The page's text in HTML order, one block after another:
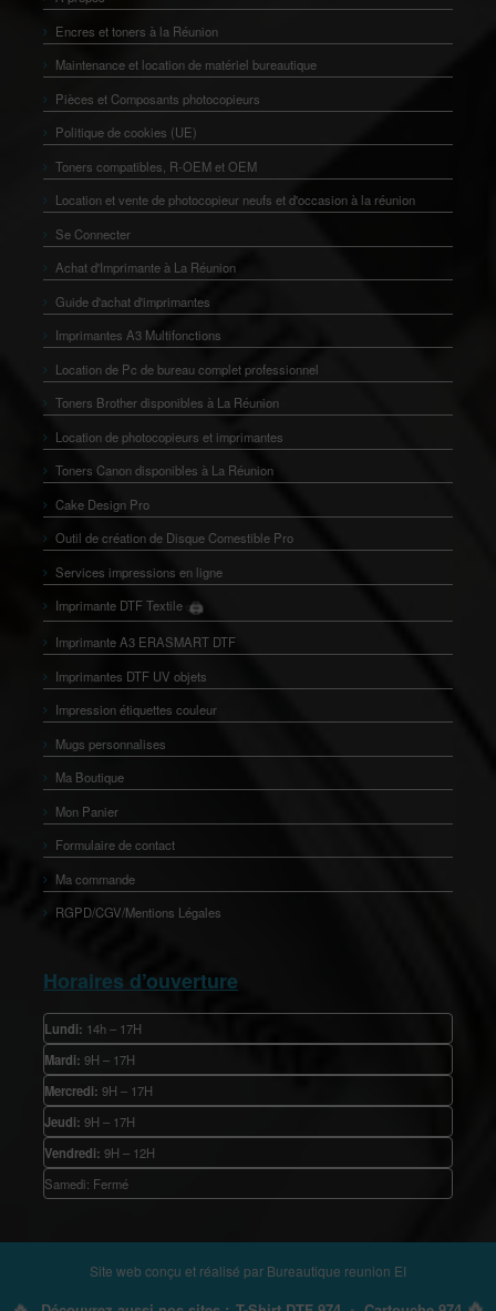
Encres et toners à la Réunion
Maintenance et location de matériel bureautique
Pièces et Composants photocopieurs
Politique de cookies (UE)
Toners compatibles, R-OEM et OEM
Location et vente de photocopieur neufs et d'occasion à la réunion
Se Connecter
Achat d'Imprimante à La Réunion
Guide d'achat d'imprimantes
Imprimantes A3 Multifonctions
Location de Pc de bureau complet professionnel
Toners Brother disponibles à La Réunion
Location de photocopieurs et imprimantes
Toners Canon disponibles à La Réunion
Cake Design Pro
Outil de création de Disque Comestible Pro
Services impressions en ligne
Imprimante DTF Textile 🖨️
👕
Imprimante A3 ERASMART DTF
Imprimantes DTF UV objets
Impression étiquettes couleur
Mugs personnalises
Ma Boutique
Mon Panier
Formulaire de contact
Ma commande
RGPD/CGV/Mentions Légales
Horaires d’ouverture
Lundi: 14h – 17H
Mardi: 9H – 17H
Mercredi: 9H – 17H
Jeudi: 9H – 17H
Vendredi: 9H – 12H
Samedi: Fermé
Site web conçu et réalisé par Bureautique reunion EI